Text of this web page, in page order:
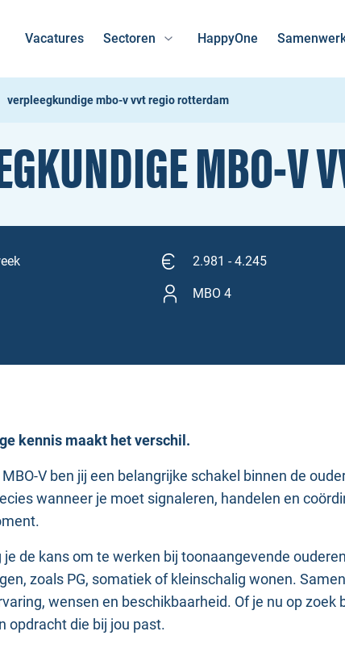
Vacatures Sectoren HappyOne
verpleegkundige mbo-v vvt regio rotterdam
MBO‑V
2.981 - 4.245
MBO 4
kennis maakt het verschil.
V ben jij een belangrijke schakel binnen de
wanneer je moet signaleren, handelen en
je de kans om te werken bij toonaangevende
zoals PG, somatiek of kleinschalig wonen.
wensen en beschikbaarheid. Of je nu op
opdracht die bij jou past.